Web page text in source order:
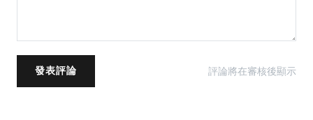
發表評論 評論將在審核後顯示